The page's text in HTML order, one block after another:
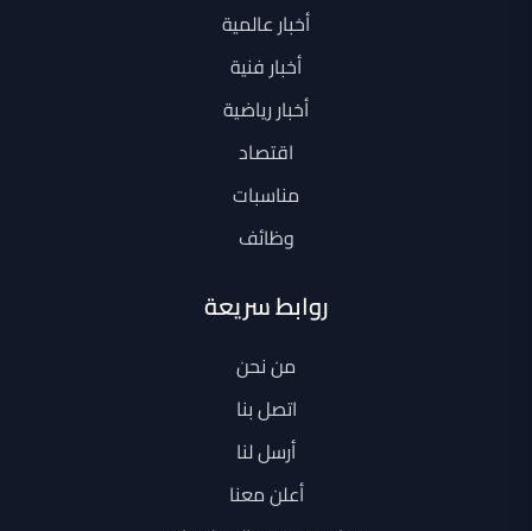
أخبار عالمية
أخبار فنية
أخبار رياضية
اقتصاد
مناسبات
وظائف
روابط سريعة
من نحن
اتصل بنا
أرسل لنا
أعلن معنا